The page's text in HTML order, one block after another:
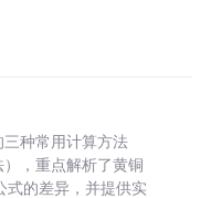
种常用计算方法
），重点解析了黄铜
式的差异，并提供实